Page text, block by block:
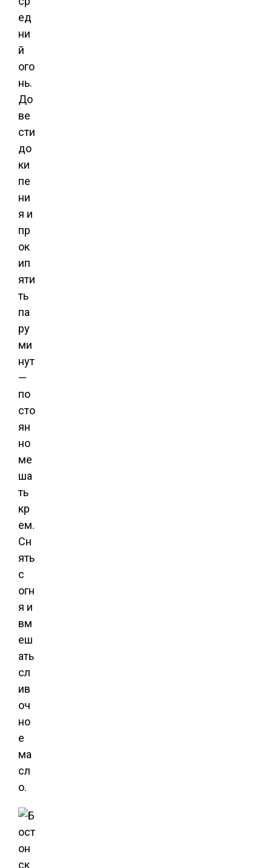
ед
ни
й
ого
нь.
До
ве
сти
до
ки
пе
ни
я и
пр
ок
ип
яти
ть
па
ру
ми
нут
—
по
сто
ян
но
ме
ша
ть
кр
ем.
Сн
ять
с
огн
я и
вм
еш
ать
сл
ив
оч
но
е
ма
сл
о.